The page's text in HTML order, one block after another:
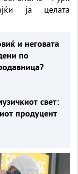
ја целата
и неговата
по
свет:
продуцент